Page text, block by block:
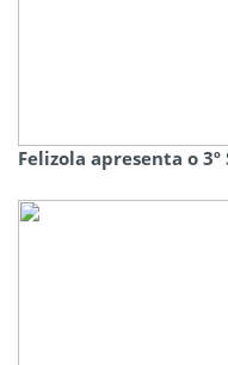
Felizola apresenta o